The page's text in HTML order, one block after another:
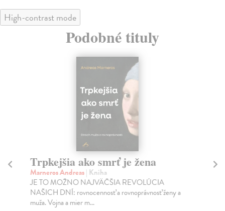
High-contrast mode
Podobné tituly
Trpkejšia ako smrť je žena
Marneros Andreas| Kniha
JE TO MOŽNO NAJVÄČŠIA REVOLÚCIA
NAŠICH DNÍ: rovnocennosť a rovnoprávnosť ženy a
muža. Vojna a mier m...